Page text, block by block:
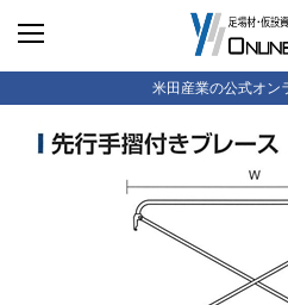
米田産業の公式オン